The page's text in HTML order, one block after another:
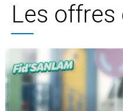
Les